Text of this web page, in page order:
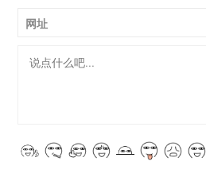
网址